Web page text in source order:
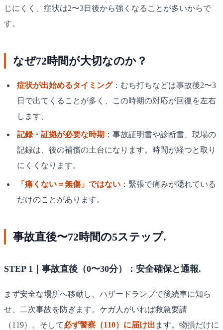
じにくく、症状は2〜3日後から強くなることが多いからで
す。
なぜ72時間が大切なのか？
症状が出始めるタイミング：むち打ちなどは事故後2〜3
日で出てくることが多く、この時期の対応が回復を左右
します。
記録・証拠が必要な時期 ：事故証明書や診断書、現場の
記録は、後の補償の土台になります。時間が経つと取り
にくくなります。
「痛くない＝無傷」ではない：緊張で痛みが隠れている
だけのことがあります。
事故直後〜72時間の5ステップ.
STEP 1｜事故直後（0〜30分）：安全確保と通報.
まず安全な場所へ移動し、ハザードランプで後続車に知ら
せ、二次事故を防ぎます。ケガ人がいれば救急要請
（119）。そして必ず警察（110）に届け出 ます。物損だけに